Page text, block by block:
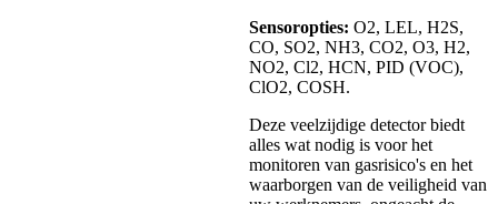
Sensoropties: O2, LEL, H2S,
CO, SO2, NH3, CO2, O3, H2,
NO2, Cl2, HCN, PID (VOC),
ClO2, COSH.
Deze veelzijdige detector biedt
alles wat nodig is voor het
monitoren van gasrisico's en het
waarborgen van de veiligheid van